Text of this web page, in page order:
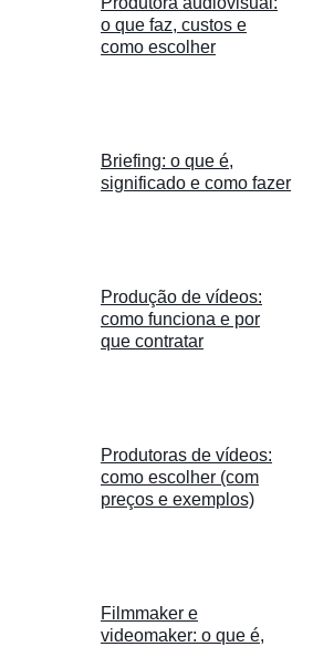
o que faz, custos e
como escolher
Briefing: o que é,
significado e como fazer
Produção de vídeos:
como funciona e por
que contratar
Produtoras de vídeos:
como escolher (com
preços e exemplos)
Filmmaker e
videomaker: o que é,